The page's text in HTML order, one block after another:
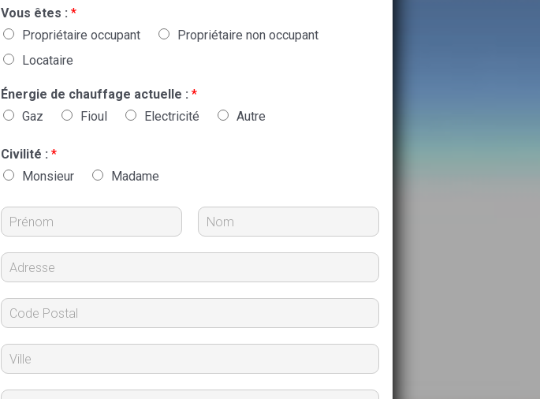
Vous êtes : *
Propriétaire occupant
Propriétaire non occupant
Locataire
Énergie de chauffage actuelle : *
Gaz
Fioul Electricité Autre
Civilité : *
Monsieur
Madame